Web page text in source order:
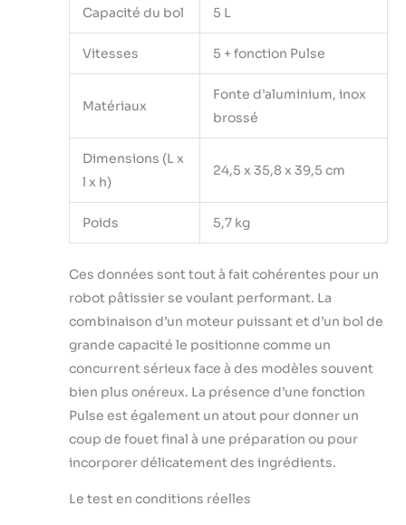
Capacité du bol 5 L
Vitesses 5 + fonction Pulse
Matériaux
Fonte d’aluminium, inox
brossé
Dimensions (L x
l x h)
24,5 x 35,8 x 39,5 cm
Poids 5,7 kg
Ces données sont tout à fait cohérentes pour un
robot pâtissier se voulant performant. La
combinaison d’un moteur puissant et d’un bol de
grande capacité le positionne comme un
concurrent sérieux face à des modèles souvent
bien plus onéreux. La présence d’une fonction
Pulse est également un atout pour donner un
coup de fouet final à une préparation ou pour
incorporer délicatement des ingrédients.
Le test en conditions réelles